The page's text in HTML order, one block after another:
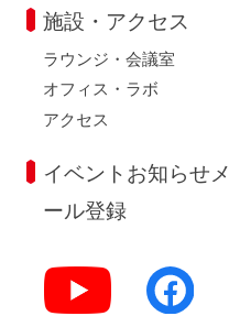
施設・アクセス
ラウンジ・会議室
オフィス・ラボ
アクセス
イベントお知らせメ
ール登録